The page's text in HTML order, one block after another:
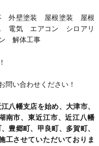
外壁塗装 屋根塗装 屋根
電気 エアコン シロアリ
解体工事
問い合わせください！
八幡支店を始め、大津市、
南市、東近江市、近江八幡
豊郷町、甲良町、多賀町、
工させていただいておりま